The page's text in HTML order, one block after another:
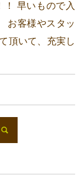
！ 早いもので入
お客様やスタッ
頂いて、充実し